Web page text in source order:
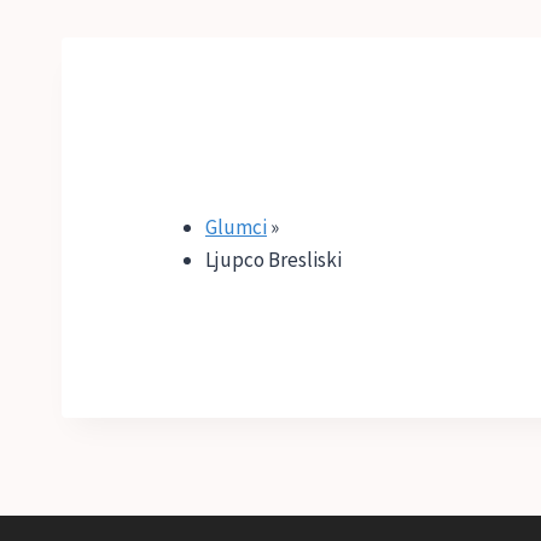
Glumci»
Ljupco Bresliski